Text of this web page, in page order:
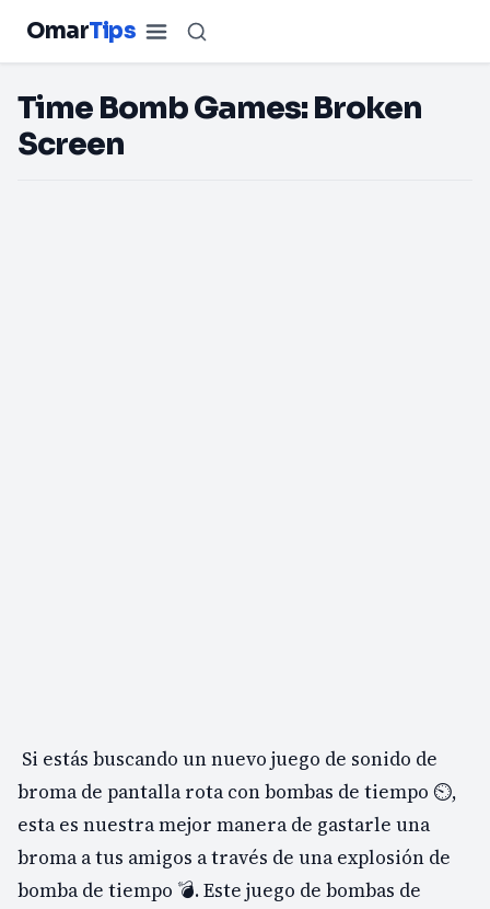
OmarTips
Time Bomb Games: Broken
Screen
Si estás buscando un nuevo juego de sonido de
broma de pantalla rota con bombas de tiempo ⏲️,
esta es nuestra mejor manera de gastarle una
broma a tus amigos a través de una explosión de
bomba de tiempo 💣. Este juego de bombas de